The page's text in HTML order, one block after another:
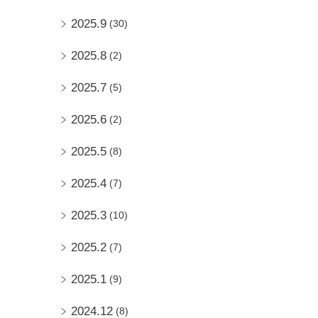
2025.9 (30)
2025.8 (2)
2025.7 (5)
2025.6 (2)
2025.5 (8)
2025.4 (7)
2025.3 (10)
2025.2 (7)
2025.1 (9)
2024.12 (8)